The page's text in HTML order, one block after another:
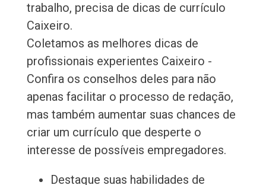
trabalho, precisa de dicas de currículo
Caixeiro.
Coletamos as melhores dicas de
profissionais experientes Caixeiro -
Confira os conselhos deles para não
apenas facilitar o processo de redação,
mas também aumentar suas chances de
criar um currículo que desperte o
interesse de possíveis empregadores.
Destaque suas habilidades de